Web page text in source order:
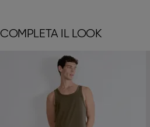
COMPLETA IL LOOK